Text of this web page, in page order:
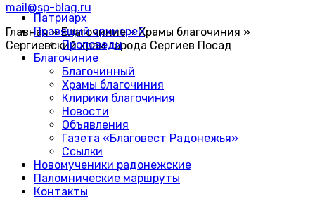
mail@sp-blag.ru
Патриарх
Правящий архиерей
Проповеди
Благочиние
Благочинный
Храмы благочиния
Клирики благочиния
Новости
Объявления
Газета «Благовест Радонежья»
Ссылки
Новомученики радонежские
Паломнические маршруты
Контакты
Главная » Благочиние » Храмы благочиния »
Сергиевский храм города Сергиев Посад